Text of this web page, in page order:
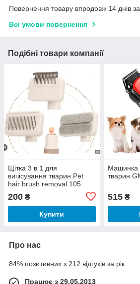
Повернення товару впродовж 14 днів
Всі умови повернення
Подібні товари компанії
Щітка 3 в 1 для
вичісування тварин Pet
hair brush removal 105
200 ₴
Купити
Машинка
тварин
515₴
Про нас
84% позитивних з 212 відгуків за рік
Працює з 29.05.2013